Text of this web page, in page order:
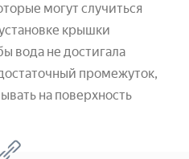
могут случиться
крышки
вода не достигала
промежуток,
на поверхность